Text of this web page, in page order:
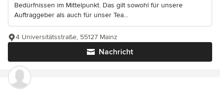
Bedürfnissen im Mittelpunkt. Das gilt sowohl für unsere
Auftraggeber als auch für unser Tea...
Nachricht
4 Universitätsstraße, 55127 Mainz